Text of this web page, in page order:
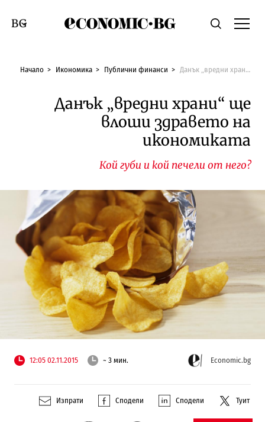
Economic.bgТърсене
Смяна на език
Начало Икономика Публични финанси Данък „вредни храни“ ще влоши здравето на икономиката
Данък „вредни храни“ ще
влоши здравето на
икономиката
Кой губи и кой печели от него?
12:05 02.11.2015 ~ 3 мин. Economic.bg
Изпрати Сподели Сподели Туит